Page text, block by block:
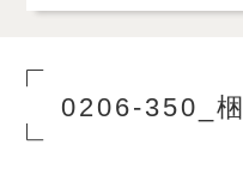
0206-350_